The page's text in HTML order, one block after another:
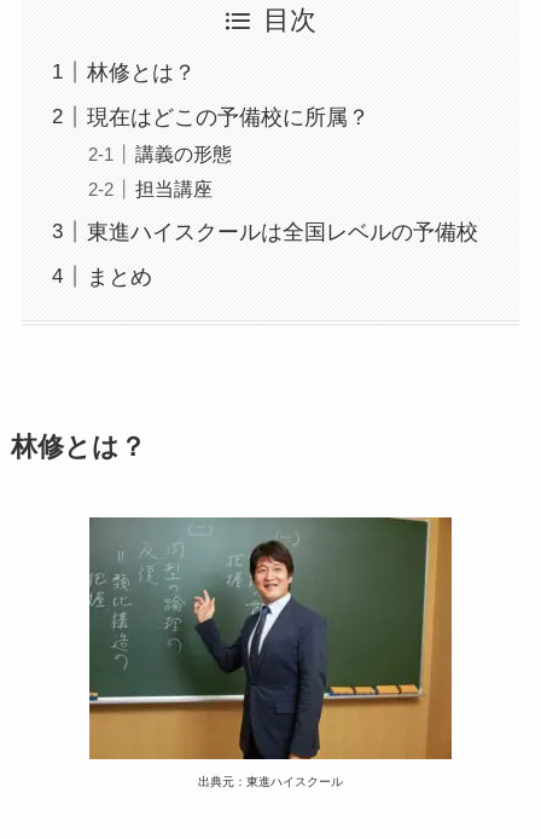
目次
林修とは？
現在はどこの予備校に所属？
講義の形態
担当講座
東進ハイスクールは全国レベルの予備校
まとめ
林修とは？
出典元：東進ハイスクール